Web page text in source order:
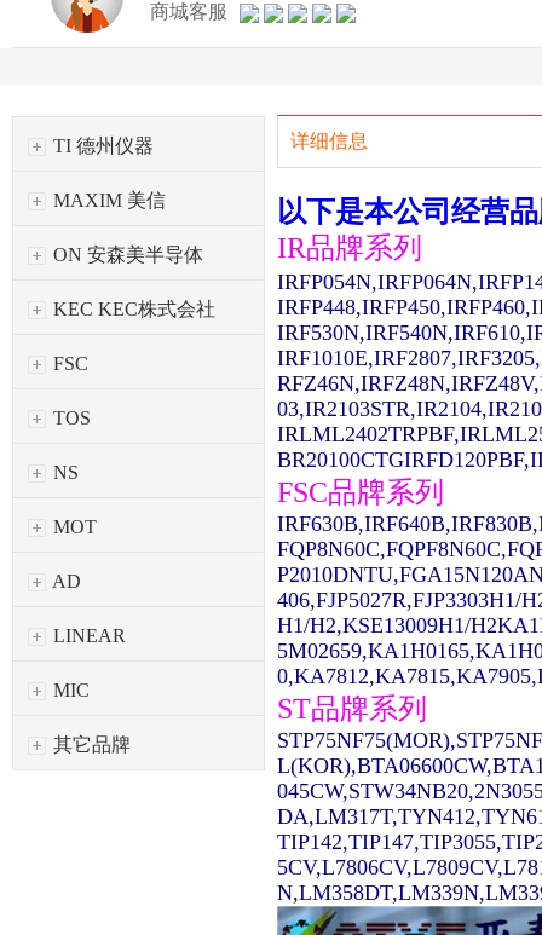
商城客服
TI 德州仪器
MAXIM 美信
ON 安森美半导体
KEC KEC株式会社
FSC
TOS
NS
MOT
AD
LINEAR
MIC
其它品牌
详细信息
以下是本公司经营
IR品牌系列
FSC品牌系列
406,FJP5027R,FJP3303H1/
H1/H2,KSE13009H1/
ST品牌系列